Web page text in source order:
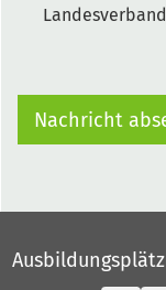
Nachricht